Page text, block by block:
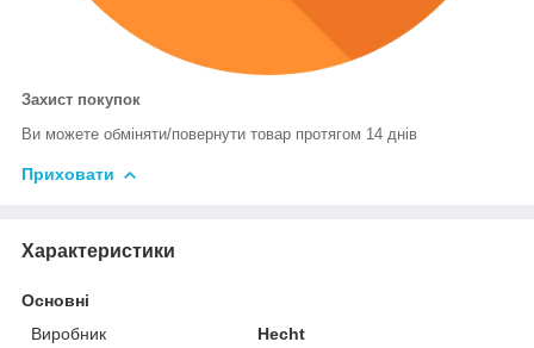
Захист покупок
Ви можете обміняти/повернути товар протягом 14 днів
Приховати
Характеристики
Основні
Виробник
Hecht